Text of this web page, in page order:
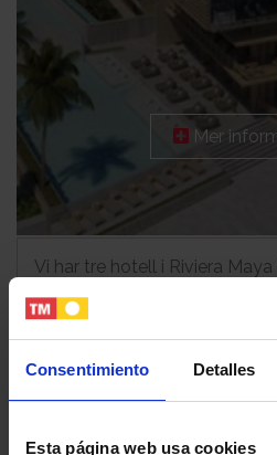
Consentimiento Detalles
Esta página web usa cookies
Mer
Vi har tre hotell i Riviera
fantastiskt resmål med